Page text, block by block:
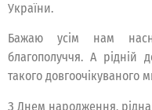
України.
Бажаю усім нам
благополуччя. А рідній
такого довгоочікуваного
З Днем народження,